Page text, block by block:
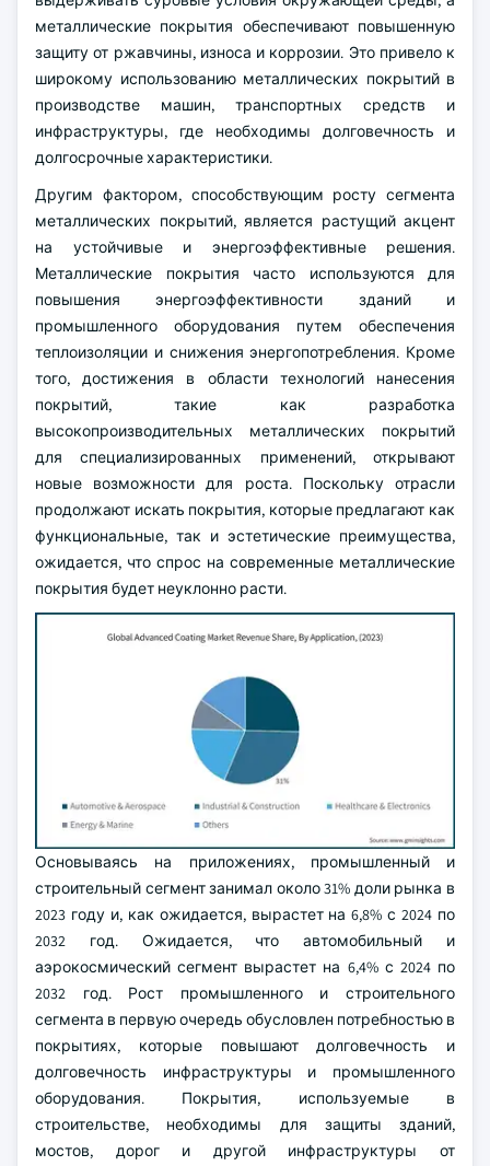
металлические покрытия обеспечивают повышенную
защиту от ржавчины, износа и коррозии. Это привело к
широкому использованию металлических покрытий в
производстве машин, транспортных средств и
инфраструктуры, где необходимы долговечность и
долгосрочные характеристики.
Другим фактором, способствующим росту сегмента
металлических покрытий, является растущий акцент
на устойчивые и энергоэффективные решения.
Металлические покрытия часто используются для
повышения энергоэффективности зданий и
промышленного оборудования путем обеспечения
теплоизоляции и снижения энергопотребления. Кроме
того, достижения в области технологий нанесения
покрытий, такие как разработка
высокопроизводительных металлических покрытий
для специализированных применений, открывают
новые возможности для роста. Поскольку отрасли
продолжают искать покрытия, которые предлагают как
функциональные, так и эстетические преимущества,
ожидается, что спрос на современные металлические
покрытия будет неуклонно расти.
Основываясь на приложениях, промышленный и
строительный сегмент занимал около 31% доли рынка в
2023 году и, как ожидается, вырастет на 6,8% с 2024 по
2032 год. Ожидается, что автомобильный и
аэрокосмический сегмент вырастет на 6,4% с 2024 по
2032 год. Рост промышленного и строительного
сегмента в первую очередь обусловлен потребностью в
покрытиях, которые повышают долговечность и
долговечность инфраструктуры и промышленного
оборудования. Покрытия, используемые в
строительстве, необходимы для защиты зданий,
мостов, дорог и другой инфраструктуры от